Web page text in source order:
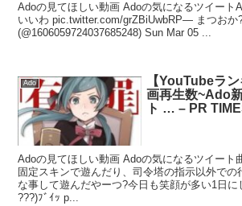
Adoの見てほしい動画 Adoの気になるツイート
いいわ pic.twitter.com/grZBiUwbRP— まつおか?
(@1606059724037685248) Sun Mar 05 ...
Ado
【YouTubeラ
画再生数~Ado
ト … – PR
Adoの見てほしい動画 Adoの気になるツイート
固定スキンで遊んだり、司令塔の指示以外での
な事して遊んだやーつ?今日も笑顔が多い1日に
???)ﾌﾞｲｯ p...